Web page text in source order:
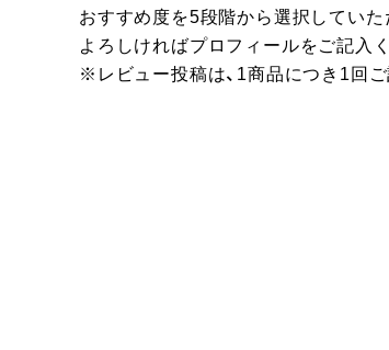
おすすめ度を5段階から選択していた
よろしければプロフィールをご記入く
※レビュー投稿は、1商品につき1回ご